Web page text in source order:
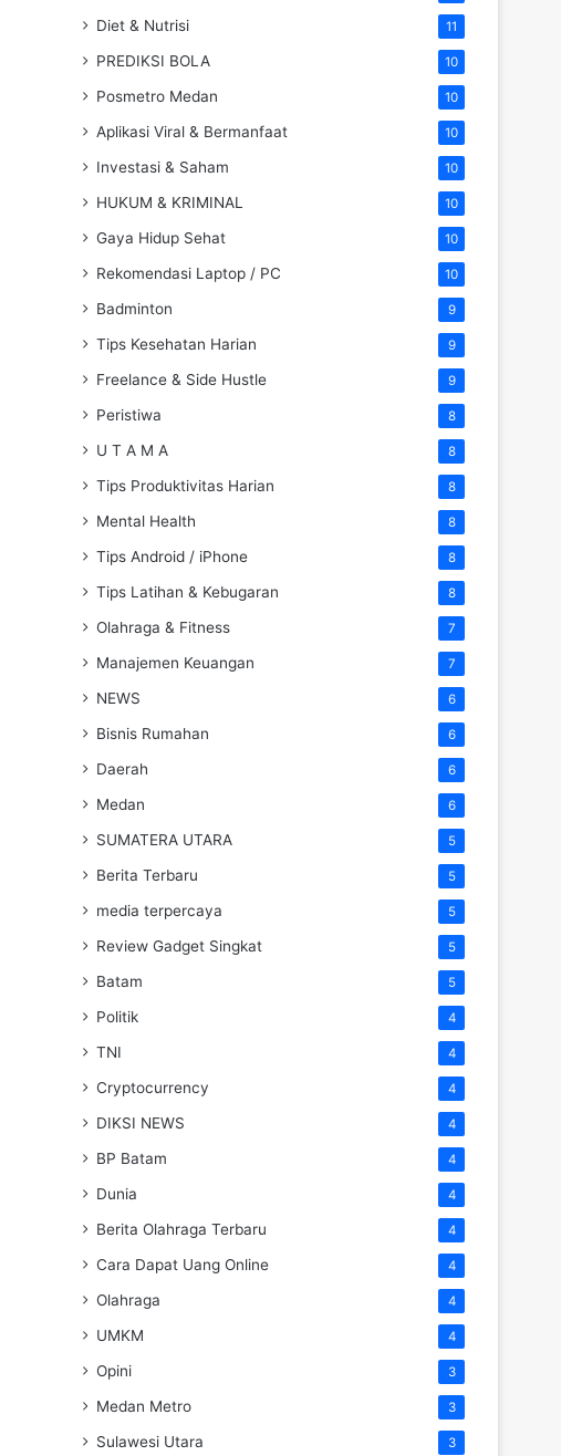
Diet & Nutrisi 11
PREDIKSI BOLA 10
Posmetro Medan 10
Aplikasi Viral & Bermanfaat 10
Investasi & Saham 10
HUKUM & KRIMINAL 10
Gaya Hidup Sehat 10
Rekomendasi Laptop / PC 10
Badminton 9
Tips Kesehatan Harian 9
Freelance & Side Hustle 9
Peristiwa 8
U T A M A 8
Tips Produktivitas Harian 8
Mental Health 8
Tips Android / iPhone 8
Tips Latihan & Kebugaran 8
Olahraga & Fitness 7
Manajemen Keuangan 7
NEWS 6
Bisnis Rumahan 6
Daerah 6
Medan 6
SUMATERA UTARA 5
Berita Terbaru 5
media terpercaya 5
Review Gadget Singkat 5
Batam 5
Politik 4
TNI 4
Cryptocurrency 4
DIKSI NEWS 4
BP Batam 4
Dunia 4
Berita Olahraga Terbaru 4
Cara Dapat Uang Online 4
Olahraga 4
UMKM 4
Opini 3
Medan Metro 3
Sulawesi Utara 3